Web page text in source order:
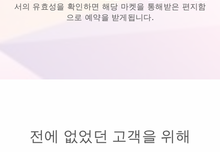
서의 유효성을 확인하면 해당 마켓을 통해받은 편지함
으로 예약을 받게됩니다.
전에 없었던 고객을 위해